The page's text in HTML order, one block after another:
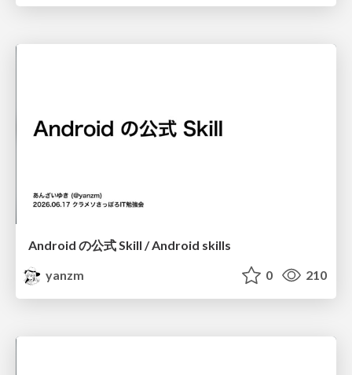
Android の公式 Skill / Android skills
yanzm
0 210